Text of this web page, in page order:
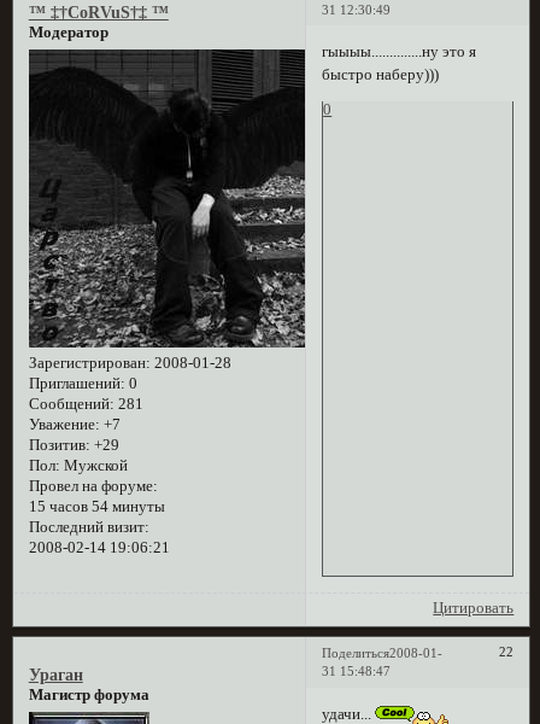
31 12:30:49
™ ‡†CoRVuS†‡ ™
Модератор
Зарегистрирован: 2008-01-28
Приглашений: 0
Сообщений: 281
Уважение: +7
Позитив: +29
Пол: Мужской
Провел на форуме:
15 часов 54 минуты
Последний визит:
2008-02-14 19:06:21
гыыыы..............ну это я
быстро наберу)))
0
Цитировать
Поделиться 22
2008-01-
31 15:48:47
Ураган
Магистр форума
удачи...